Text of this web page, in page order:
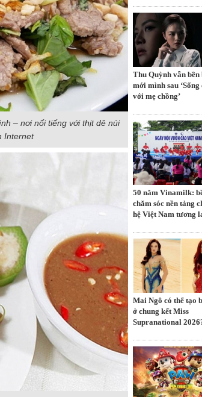
– nơi nổi tiếng với thịt dê núi
Internet
Thu Quỳnh vẫn
mới mình sau ‘Sống
với mẹ chồng’
50 năm Vinamilk:
chăm sóc nền tảng
hệ Việt Nam tương
Mai Ngô có thể tạo
ở chung kết Miss
Supranational